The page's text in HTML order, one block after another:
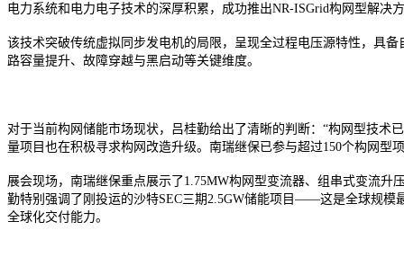
电力系统和电力电子技术的深厚积累，成功推出NR-ISGrid构网型解决
该技术突破传统虚拟同步发电机的局限，呈现全过程电压源特性，具
路容量提升、故障穿越与黑启动等关键维度。
对于当前构网储能市场现状，吕桂勤给出了清晰的判断：“构网型技术
量项目也在积极寻求构网改造升级。南瑞继保已参与超过150个构网型
展会现场，南瑞继保重点展示了1.75MW构网型变流器、组串式变流
勤特别强调了刚投运的沙特SEC三期2.5GW储能项目——这是全球规模
全球化交付能力。